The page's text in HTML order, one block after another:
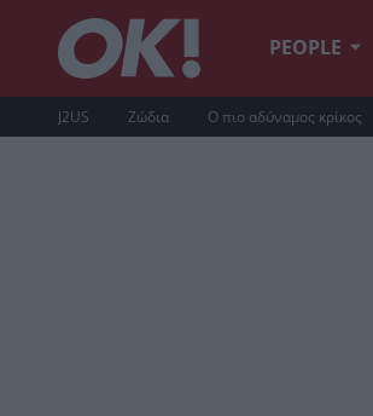
PEOPLE
J2US Ζώδια Ο πιο αδύναμος κρίκος